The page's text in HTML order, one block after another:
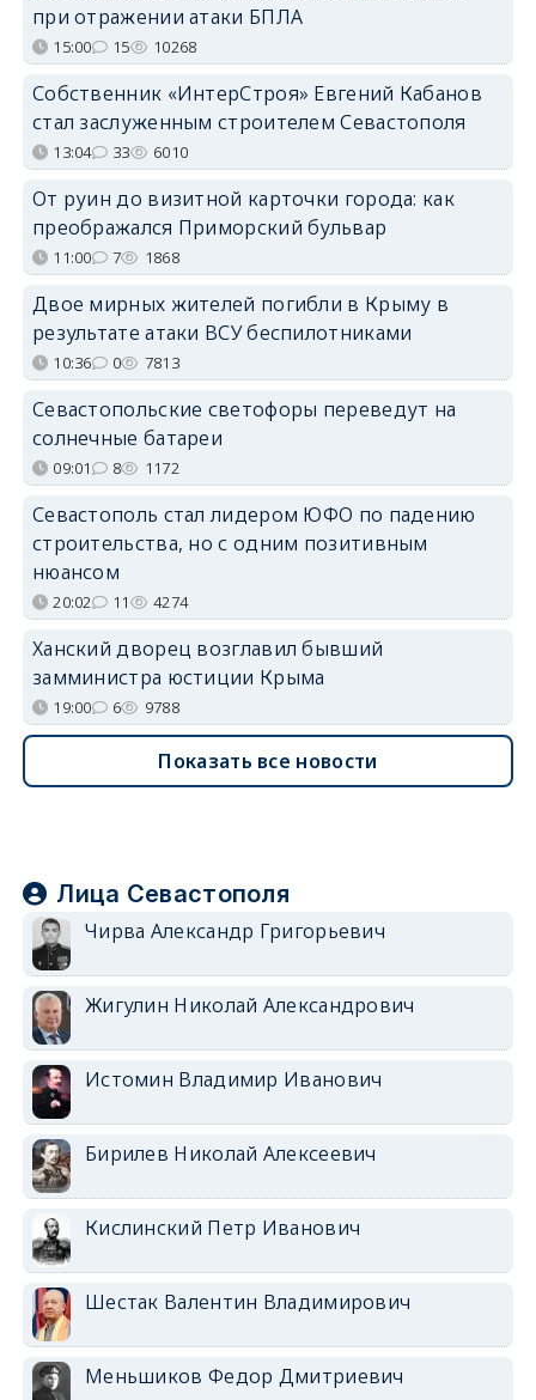
при отражении атаки БПЛА
15:00 15 10268
Собственник «ИнтерСтроя» Евгений Кабанов
стал заслуженным строителем Севастополя
13:04 33 6010
От руин до визитной карточки города: как
преображался Приморский бульвар
11:00 7 1868
Двое мирных жителей погибли в Крыму в
результате атаки ВСУ беспилотниками
10:36 0 7813
Севастопольские светофоры переведут на
солнечные батареи
09:01 8 1172
Севастополь стал лидером ЮФО по падению
строительства, но с одним позитивным
нюансом
20:02 11 4274
Ханский дворец возглавил бывший
замминистра юстиции Крыма
19:00 6 9788
Показать все новости
Лица Севастополя
Чирва Александр Григорьевич
Жигулин Николай Александрович
Истомин Владимир Иванович
Бирилев Николай Алексеевич
Кислинский Петр Иванович
Шестак Валентин Владимирович
Меньшиков Федор Дмитриевич